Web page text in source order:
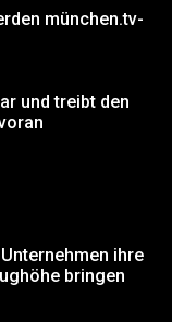
münchen.tv-
und treibt den
ihre
bringen